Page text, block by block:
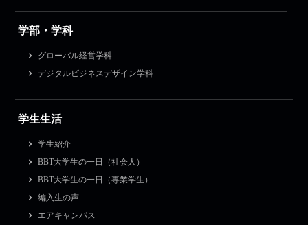
学部・学科
グローバル経営学科
デジタルビジネスデザイン学科
学生生活
学生紹介
BBT大学生の一日（社会人）
BBT大学生の一日（専業学生）
編入生の声
エアキャンパス